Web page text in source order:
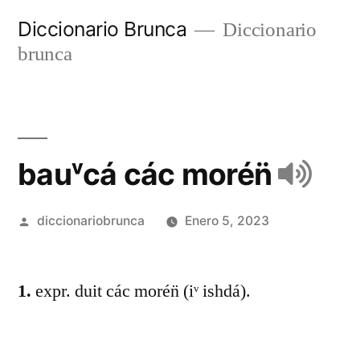
Diccionario Brunca
Diccionario
brunca
bauᵛcá các morén̈
diccionariobrunca Enero 5, 2023
1. expr. duit các morén̈ (iᵛ ishdá).